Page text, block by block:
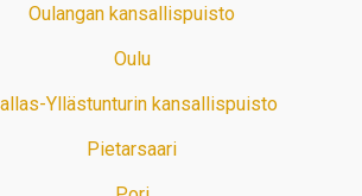
Oulangan kansallispuisto
Oulu
Yllästunturin kansallispuisto
Pietarsaari